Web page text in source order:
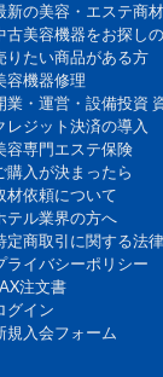
新の美容・エステ商
古美容機器をお探し
りたい商品がある方
容機器修理
業・運営・設備投資
レジット決済の導入
容専門エステ保険
購入が決まったら
材依頼について
テル業界の方へ
定商取引に関する法
ライバシーポリシー
注文書
グイン
規入会フォーム